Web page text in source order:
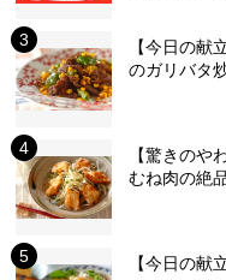
【今日の献
のガリバタ
【驚きのや
むね肉の絶
【今日の献